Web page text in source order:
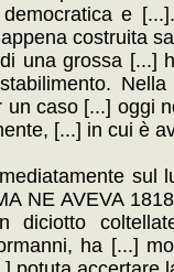
e
costruita
una grossa [...]
caso [...] oggi
[...] in cui è
sul
NE AVEVA
diciotto
ha [...]